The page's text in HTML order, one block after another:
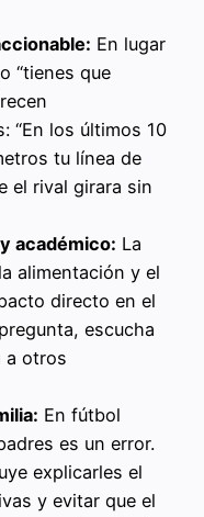
En lugar
“tienes que
“En los últimos 10
tu línea de
el rival girara sin
académico: La
alimentación y el
directo en el
escucha
a otros
En fútbol
es un error.
explicarles el
y evitar que el